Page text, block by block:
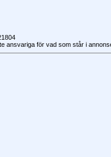
ansvariga för vad som står i